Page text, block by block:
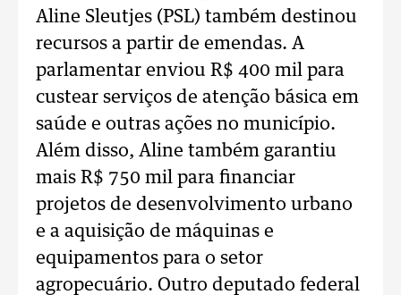
Aline Sleutjes (PSL) também destinou
recursos a partir de emendas. A
parlamentar enviou R$ 400 mil para
custear serviços de atenção básica em
saúde e outras ações no município.
Além disso, Aline também garantiu
mais R$ 750 mil para financiar
projetos de desenvolvimento urbano
e a aquisição de máquinas e
equipamentos para o setor
agropecuário. Outro deputado federal